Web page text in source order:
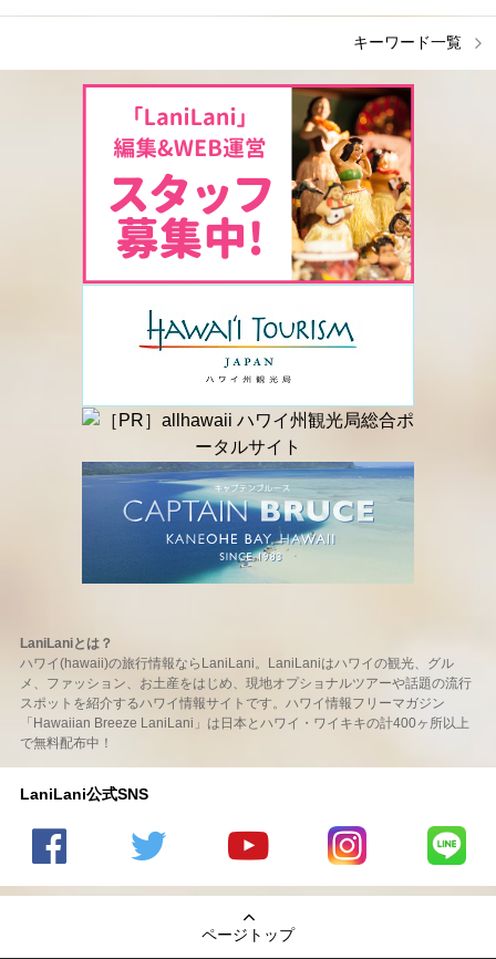
キーワード一覧
LaniLaniとは？
ハワイ(hawaii)の旅行情報ならLaniLani。LaniLaniはハワイの観光、グル
メ、ファッション、お土産をはじめ、現地オプショナルツアーや話題の流行
スポットを紹介するハワイ情報サイトです。ハワイ情報フリーマガジン
「Hawaiian Breeze LaniLani」は日本とハワイ・ワイキキの計400ヶ所以上
で無料配布中！
LaniLani公式SNS
の
のtwitter
の
Youtube
チャンネ
LaniLani
LaniLani
ページトップ